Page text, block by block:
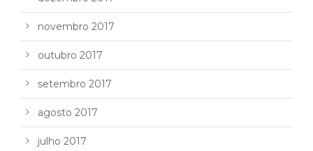
novembro 2017
outubro 2017
setembro 2017
agosto 2017
julho 2017